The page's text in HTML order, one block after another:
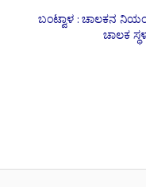
ಬಂಟ್ವಾಳ : ಚಾಲಕನ
ಚಾಲಕ